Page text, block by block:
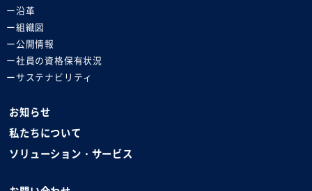
沿革
組織図
公開情報
社員の資格保有状況
サステナビリティ
お知らせ
私たちについて
ソリューション・サービス